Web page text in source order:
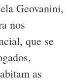
Geovanini,
nos
que se
as